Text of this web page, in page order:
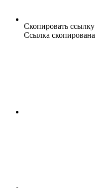
Скопировать ссылку
Ссылка скопирована